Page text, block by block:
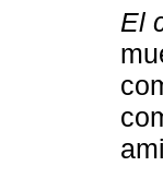
El